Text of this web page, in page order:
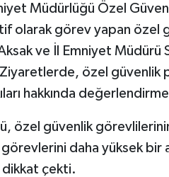
Müdürlüğü Özel
olarak görev yapan özel
Aksak ve İl Emniyet Müdürü
özel güvenlik
hakkında
özel güvenlik
daha yüksek bir
dikkat çekti.